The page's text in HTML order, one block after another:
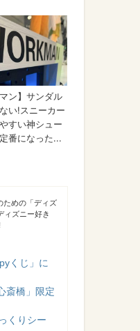
ための「ディズ
ィズニー好き
くじ」に
斎橋」限定
くりシー